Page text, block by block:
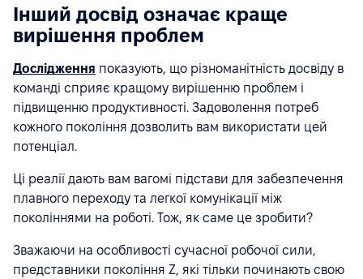
Інший досвід означає краще
вирішення проблем
Дослідження показують, що різноманітність досвіду в
команді сприяє кращому вирішенню проблем і
підвищенню продуктивності. Задоволення потреб
кожного покоління дозволить вам використати цей
потенціал.
Ці реалії дають вам вагомі підстави для забезпечення
плавного переходу та легкої комунікації між
поколіннями на роботі. Тож, як саме це зробити?
Зважаючи на особливості сучасної робочої сили,
представники покоління Z, які тільки починають свою